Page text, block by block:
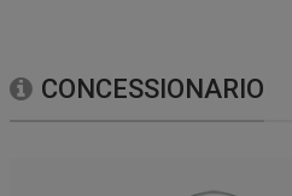
CONCESSIONARIO